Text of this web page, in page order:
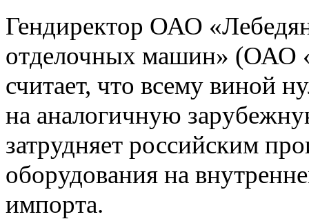
Гендиректор ОАО
отделочных машин»
считает, что всему виной
на аналогичную
затрудняет российским
оборудования на
импорта.